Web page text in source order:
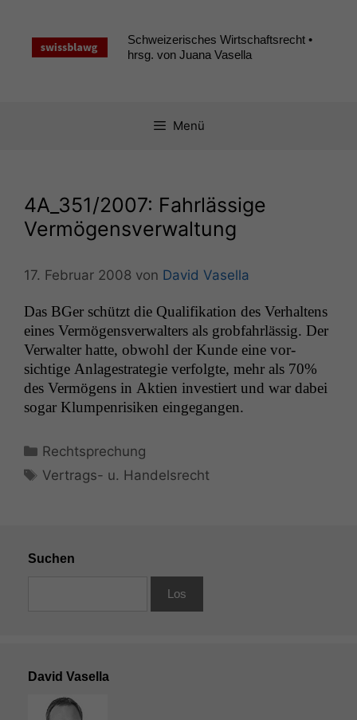
springen
Schweizerisches Wirtschaftsrecht •
hrsg. von Juana Vasella
Menü
4A_351/2007: Fahrlässige
Vermögensverwaltung
17. Februar 2008 von David Vasella
Das BGer schützt die Qual­i­fika­tion des Ver­hal­tens
eines Ver­mö­gensver­wal­ters als grob­fahrläs­sig. Der
Ver­wal­ter hat­te, obwohl der Kunde eine vor­
sichtige Anlages­trate­gie ver­fol­gte, mehr als 70%
des Ver­mö­gens in Aktien investiert und war dabei
sog­ar Klumpen­risiken eingegangen.
Kategorien
Rechtsprechung
Schlagwörter
Vertrags- u. Handelsrecht
Suchen
David Vasella